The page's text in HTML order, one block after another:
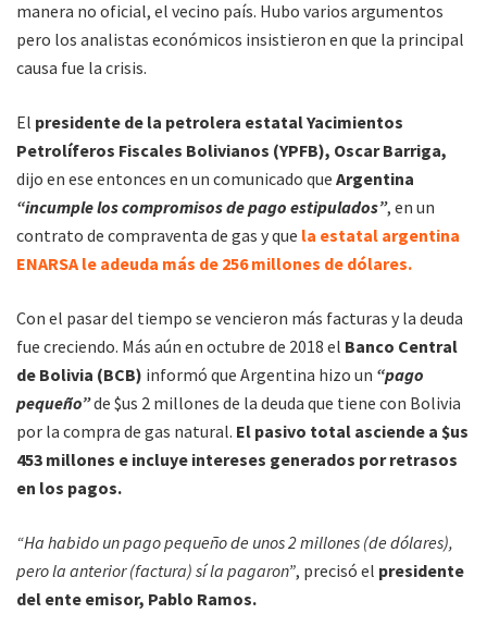
manera no oficial, el vecino país. Hubo varios argumentos
pero los analistas económicos insistieron en que la principal
causa fue la crisis.
El presidente de la petrolera estatal Yacimientos
Petrolíferos Fiscales Bolivianos (YPFB), Oscar Barriga,
dijo en ese entonces en un comunicado que Argentina
“incumple los compromisos de pago estipulados”, en un
contrato de compraventa de gas y que la estatal argentina
ENARSA le adeuda más de 256 millones de dólares.
Con el pasar del tiempo se vencieron más facturas y la deuda
fue creciendo. Más aún en octubre de 2018 el Banco Central
de Bolivia (BCB) informó que Argentina hizo un “pago
pequeño”de $us 2 millones de la deuda que tiene con Bolivia
por la compra de gas natural. El pasivo total asciende a $us
453 millones e incluye intereses generados por retrasos
en los pagos.
“Ha habido un pago pequeño de unos 2 millones (de dólares),
pero la anterior (factura) sí la pagaron”, precisó el presidente
del ente emisor, Pablo Ramos.